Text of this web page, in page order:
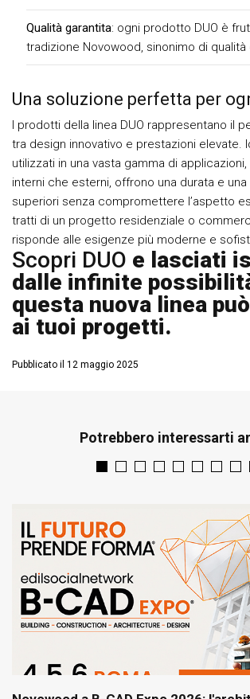
Qualità garantita: ogni prodotto DUO è
tradizione Novowood, sinonimo di qualità
Una soluzione perfetta per
I prodotti della linea DUO rappresentano il
tra design innovativo e prestazioni elevate.
utilizzati in una vasta gamma di
interni che esterni, offrono una durata e
superiori senza compromettere l’aspetto
tratti di un progetto residenziale o
risponde alle esigenze più moderne e
Scopri DUO e lasciati
dalle infinite
questa nuova linea
ai tuoi progetti.
Pubblicato il 12 maggio 2025
Potrebbero interessarti